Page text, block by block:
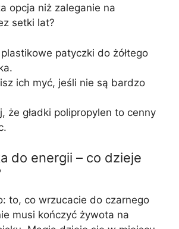
opcja niż zaleganie na
setki lat?
patyczki do żółtego
ich myć, jeśli nie są bardzo
że gładki polipropylen to cenny
do energii – co dzieje
to, co wrzucacie do czarnego
musi kończyć żywota na